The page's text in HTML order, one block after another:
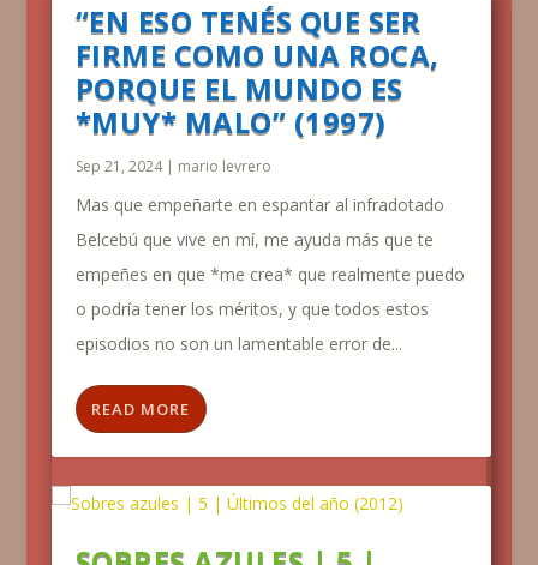
“EN ESO TENÉS QUE SER
FIRME COMO UNA ROCA,
PORQUE EL MUNDO ES
*MUY* MALO” (1997)
Sep 21, 2024| mario levrero
Mas que empeñarte en espantar al infradotado
Belcebú que vive en mí, me ayuda más que te
empeñes en que *me crea* que realmente puedo
o podría tener los méritos, y que todos estos
episodios no son un lamentable error de...
READ MORE